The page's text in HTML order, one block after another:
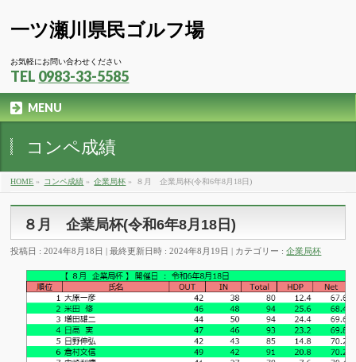
一ツ瀬川県民ゴルフ場
お気軽にお問い合わせください
TEL 0983-33-5585
MENU
コンペ成績
HOME » コンペ成績 » 企業局杯 » ８月 企業局杯(令和6年8月18日)
８月 企業局杯(令和6年8月18日)
投稿日 : 2024年8月18日 最終更新日時 : 2024年8月19日 カテゴリー :企業局杯